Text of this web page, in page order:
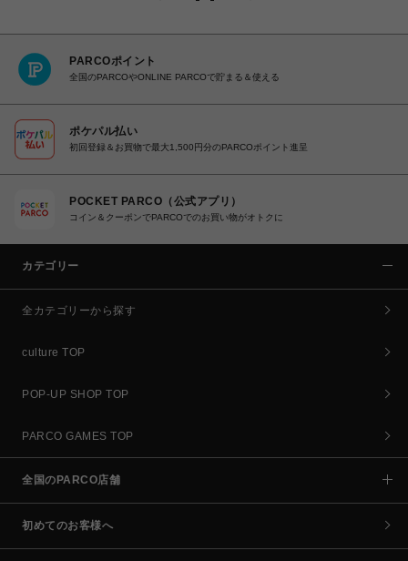
PARCOポイント
全国のPARCOやONLINE PARCOで貯まる＆使える
ポケパル払い
初回登録＆お買物で最大1,500円分のPARCOポイント進呈
POCKET PARCO（公式アプリ）
コイン＆クーポンでPARCOでのお買い物がオトクに
カテゴリー
全カテゴリーから探す
culture TOP
POP-UP SHOP TOP
PARCO GAMES TOP
全国のPARCO店舗
初めてのお客様へ